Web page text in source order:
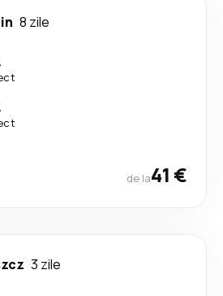
8 zile
de la41 €
3 zile